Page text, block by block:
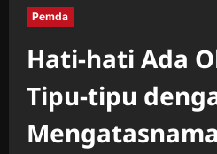
Pemda
Hati-hati Ada
Tipu-tipu